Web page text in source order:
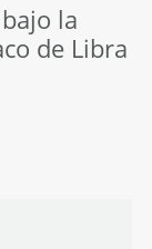
la
de Libra